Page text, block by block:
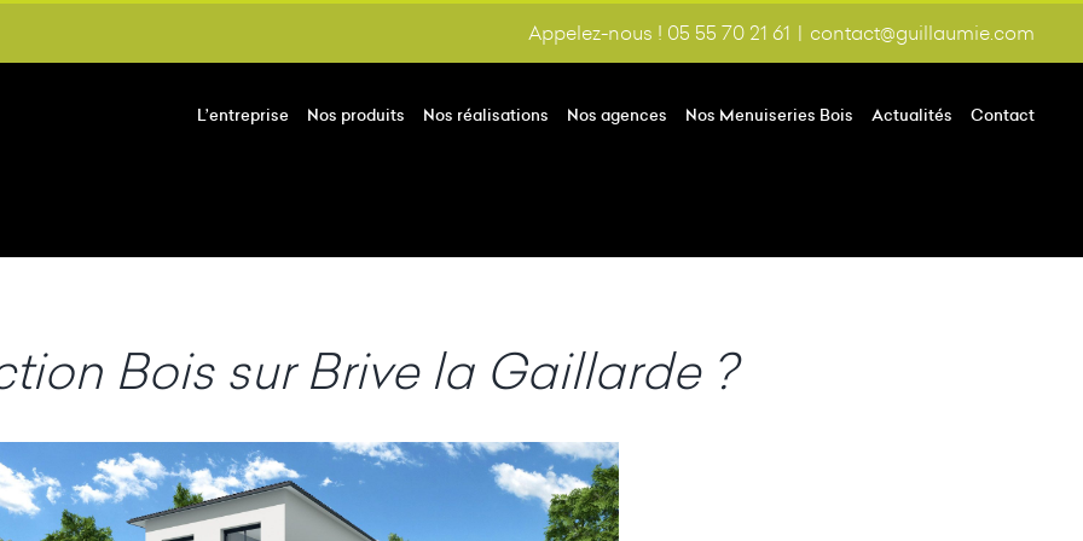
Appelez-nous ! 05 55 70 21 61 | contact@guillaumie.com
L’entreprise Nos produits Nos réalisations Nos agences Nos Menuiseries Bois Actualités Contact
Bois sur Brive la Gaillarde ?